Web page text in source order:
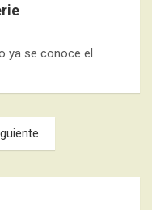
ya se conoce el